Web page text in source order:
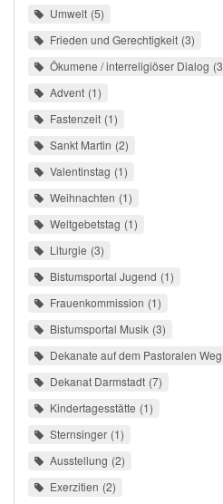
Umwelt 5
Frieden und Gerechtigkeit 3
Ökumene / interreligiöser Dialog 3
Advent 1
Fastenzeit 1
Sankt Martin 2
Valentinstag 1
Weihnachten 1
Weltgebetstag 1
Liturgie 3
Bistumsportal Jugend 1
Frauenkommission 1
Bistumsportal Musik 3
Dekanate auf dem Pastoralen Weg
Dekanat Darmstadt 7
Kindertagesstätte 1
Sternsinger 1
Ausstellung 2
Exerzitien 2